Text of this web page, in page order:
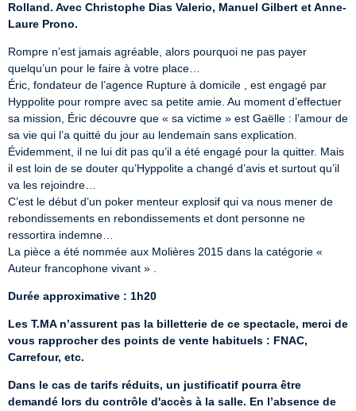
Rolland. Avec Christophe Dias Valerio, Manuel Gilbert et Anne-
Laure Prono.
Rompre n’est jamais agréable, alors pourquoi ne pas payer
quelqu’un pour le faire à votre place…
Éric, fondateur de l’agence Rupture à domicile , est engagé par
Hyppolite pour rompre avec sa petite amie. Au moment d’effectuer
sa mission, Éric découvre que « sa victime » est Gaëlle : l’amour de
sa vie qui l’a quitté du jour au lendemain sans explication.
Évidemment, il ne lui dit pas qu’il a été engagé pour la quitter. Mais
il est loin de se douter qu’Hyppolite a changé d’avis et surtout qu’il
va les rejoindre…
C’est le début d’un poker menteur explosif qui va nous mener de
rebondissements en rebondissements et dont personne ne
ressortira indemne…
La pièce a été nommée aux Molières 2015 dans la catégorie «
Auteur francophone vivant » .
Durée approximative : 1h20
Les T.MA n’assurent pas la billetterie de ce spectacle, merci de
vous rapprocher des points de vente habituels : FNAC,
Carrefour, etc.
Dans le cas de tarifs réduits, un justificatif pourra être
demandé lors du contrôle d'accès à la salle. En l’absence de